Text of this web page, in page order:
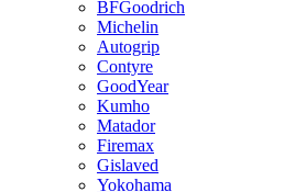
BFGoodrich
Michelin
Autogrip
Contyre
GoodYear
Kumho
Matador
Firemax
Gislaved
Yokohama